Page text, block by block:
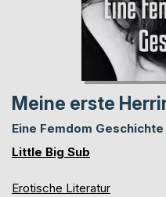
Meine erste
Eine Femdom Geschichte
Little Big Sub
Erotische Literatur